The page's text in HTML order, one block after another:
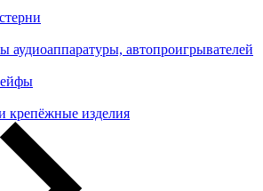
аудиоаппаратуры, автопроигрывателей
крепёжные изделия